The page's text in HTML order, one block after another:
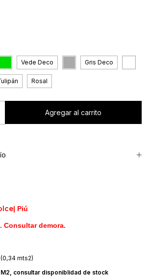
Vede Deco Gris Deco
Rosal
| Piú
Consultar demora.
mts2)
consultar disponiblidad de stock